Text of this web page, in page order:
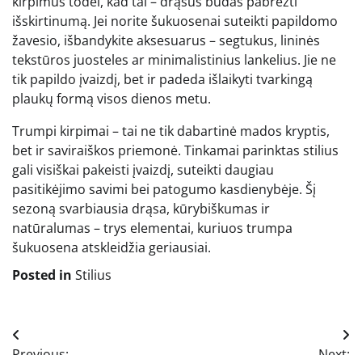
išskirtinumą. Jei norite šukuosenai suteikti papildomo
žavesio, išbandykite aksesuarus – segtukus, lininės
tekstūros juosteles ar minimalistinius lankelius. Jie ne
tik papildo įvaizdį, bet ir padeda išlaikyti tvarkingą
plaukų formą visos dienos metu.
Trumpi kirpimai – tai ne tik dabartinė mados kryptis,
bet ir saviraiškos priemonė. Tinkamai parinktas stilius
gali visiškai pakeisti įvaizdį, suteikti daugiau
pasitikėjimo savimi bei patogumo kasdienybėje. Šį
sezoną svarbiausia drąsa, kūrybiškumas ir
natūralumas – trys elementai, kuriuos trumpa
šukuosena atskleidžia geriausiai.
Posted in Stilius
Navigacija